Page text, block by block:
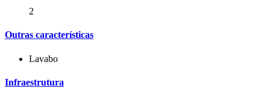
2
Outras características
Lavabo
Infraestrutura